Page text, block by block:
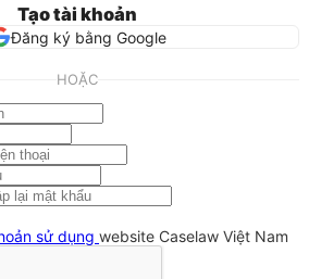
Tạo tài khoản
Đăng ký bằng Google
HOẶC
sử dụng website Caselaw Việt Nam